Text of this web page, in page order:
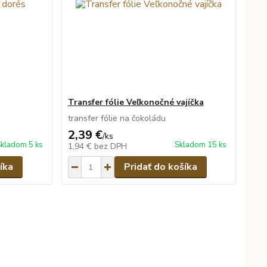
5 ks
Transfer fólie Veľkonočné vajíčka
transfer fólie na čokoládu
2,39 €/ks
1,94 € bez DPH Skladom 15 ks
Pridať do košíka